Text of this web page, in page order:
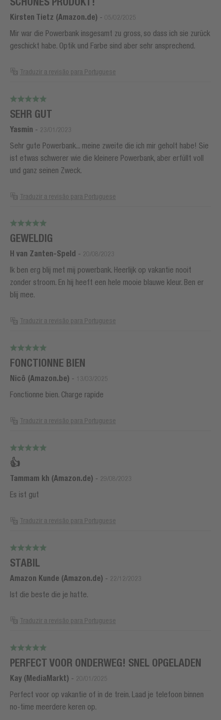
Kirsten Tietz (Amazon.de) - 05/02/2025
Mir war die Powerbank insgesamt zu gross, so dass ich sie zurück
geschickt habe. Optik und Farbe sind aber sehr ansprechend.
Traduzir a revisão para Portuguese
SEHR GUT
Yasmin - 23/01/2023
Sehr gute Powerbank... meine zweite die ich mir geholt habe! Sie
ist etwas schwerer wie die kleinere Powerbank, aber erfüllt voll
und ganz seinen Zweck.
Traduzir a revisão para Portuguese
GEWELDIG
H van Zanten-Speld - 20/08/2023
Ik ben erg blij met mij powerbank. Heerlijk op vakantie nooit
zonder stroom. En hij heeft een hele mooie blauwe kleur. Ben er
blij mee.
Traduzir a revisão para Portuguese
FONCTIONNE BIEN
Nicô (Amazon.be) - 13/03/2025
Fonctionne bien. Charge rapide
Traduzir a revisão para Portuguese
👍
Tammam kh (Amazon.de) - 29/08/2023
Es ist gut
Traduzir a revisão para Portuguese
STABIL
Amazon Kunde (Amazon.de) - 22/12/2023
Ist die beste die je hatte.
Traduzir a revisão para Portuguese
PERFECT VOOR ONDERWEG! SNEL OPGELADEN
Kay (MediaMarkt) - 20/01/2025
Perfect voor op vakantie of in de trein. Laad je telefoon binnen
no-time meerdere keren op.